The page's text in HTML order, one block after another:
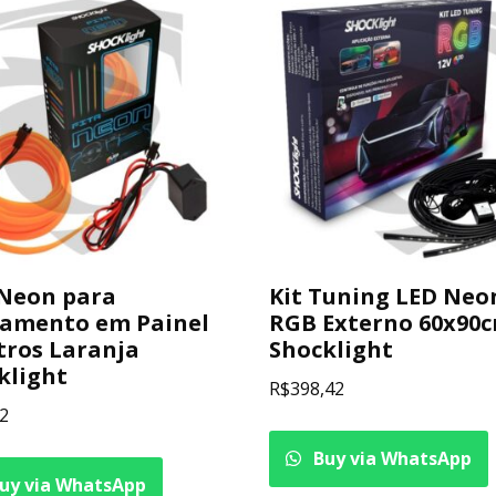
para
em Painel
Laranja
via WhatsApp
Kit Tuning LED
RGB Externo
Shocklight
R$398,42
Buy via WhatsApp